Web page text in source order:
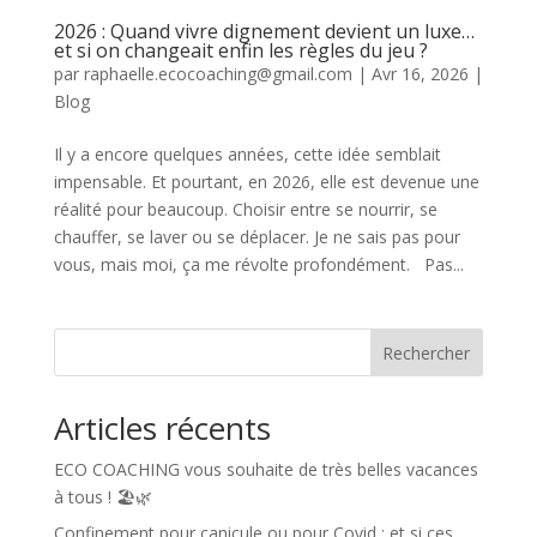
2026 : Quand vivre dignement devient un luxe…
et si on changeait enfin les règles du jeu ?
par raphaelle.ecocoaching@gmail.com | Avr 16, 2026 |
Blog
Il y a encore quelques années, cette idée semblait
impensable. Et pourtant, en 2026, elle est devenue une
réalité pour beaucoup. Choisir entre se nourrir, se
chauffer, se laver ou se déplacer. Je ne sais pas pour
vous, mais moi, ça me révolte profondément. Pas...
Rechercher
Articles récents
ECO COACHING vous souhaite de très belles vacances
à tous ! 🏖️🌿